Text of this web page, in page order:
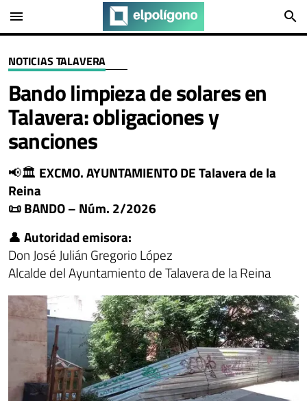
menu search
NOTICIAS TALAVERA
Bando limpieza de solares en
Talavera: obligaciones y
sanciones
📢🏛️ EXCMO. AYUNTAMIENTO DE Talavera de la
Reina
📜 BANDO – Núm. 2/2026
👤 Autoridad emisora:
Don José Julián Gregorio López
Alcalde del Ayuntamiento de Talavera de la Reina